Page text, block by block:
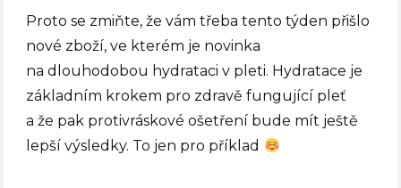
Proto se zmiňte, že vám třeba tento týden přišlo
nové zboží, ve kterém je novinka
na dlouhodobou hydrataci v pleti. Hydratace je
základním krokem pro zdravě fungující pleť
a že pak protivráskové ošetření bude mít ještě
lepší výsledky. To jen pro příklad